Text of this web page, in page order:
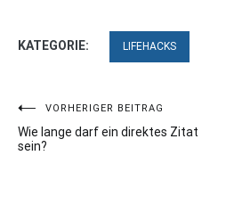
KATEGORIE: LIFEHACKS
Beitragsnavigation
VORHERIGER BEITRAG
Wie lange darf ein direktes Zitat
sein?